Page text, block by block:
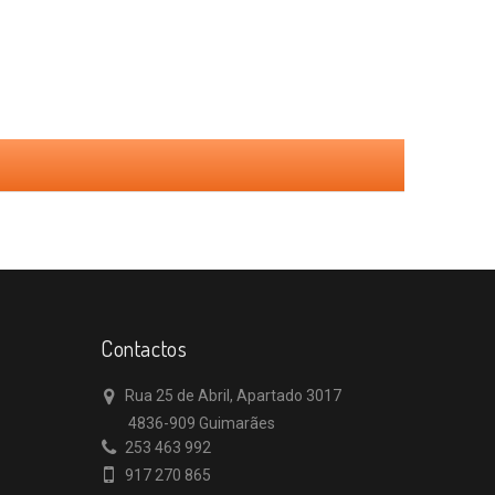
Contactos
Rua 25 de Abril, Apartado 3017
4836-909 Guimarães
253 463 992
917 270 865